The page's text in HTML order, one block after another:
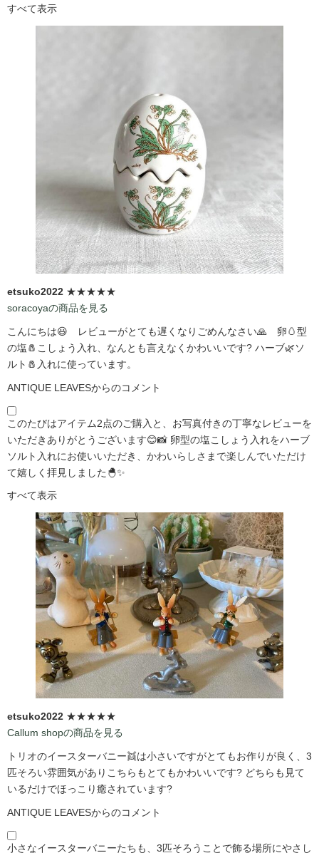
すべて表示
etsuko2022 ★★★★★
soracoyaの商品を見る
こんにちは😃 レビューがとても遅くなりごめんなさい🙏 卵🥚型
の塩🧂こしょう入れ、なんとも言えなくかわいいです?️ ハーブ🌿ソ
ルト🧂入れに使っています。
ANTIQUE LEAVESからのコメント
このたびはアイテム2点のご購入と、お写真付きの丁寧なレビューを
いただきありがとうございます😊📸 卵型の塩こしょう入れをハーブ
ソルト入れにお使いいただき、かわいらしさまで楽しんでいただけ
て嬉しく拝見しました🐣✨
すべて表示
etsuko2022 ★★★★★
Callum shopの商品を見る
トリオのイースターバニー👯は小さいですがとてもお作りが良く、3
匹そろい雰囲気がありこちらもとてもかわいいです?️ どちらも見て
いるだけでほっこり癒されています?️
ANTIQUE LEAVESからのコメント
小さなイースターバニーたちも、3匹そろうことで飾る場所にやさし